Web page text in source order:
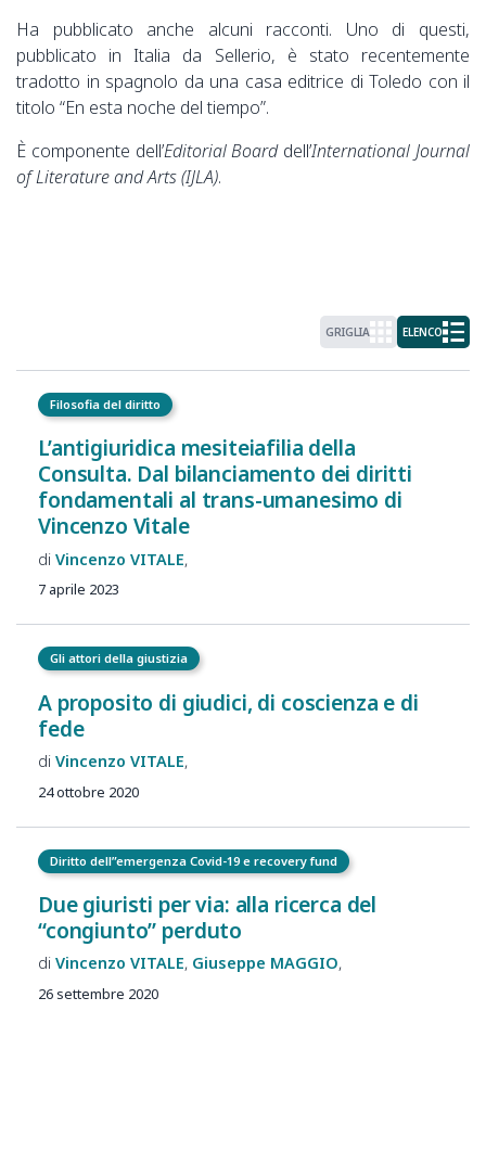
Ha pubblicato anche alcuni racconti. Uno di questi,
pubblicato in Italia da Sellerio, è stato recentemente
tradotto in spagnolo da una casa editrice di Toledo con il
titolo “En esta noche del tiempo”.
È componente dell’Editorial Boarddell’International Journal
of Literature and Arts (IJLA).
GRIGLIA ELENCO
Filosofia del diritto
L’antigiuridica mesiteiafilia della
Consulta. Dal bilanciamento dei diritti
fondamentali al trans-umanesimo di
Vincenzo Vitale
Vincenzo VITALE
7 aprile 2023
Gli attori della giustizia
A proposito di giudici, di coscienza e di
fede
Vincenzo VITALE
24 ottobre 2020
Diritto dell”emergenza Covid-19 e recovery fund
Due giuristi per via: alla ricerca del
“congiunto” perduto
Vincenzo VITALE Giuseppe MAGGIO
26 settembre 2020